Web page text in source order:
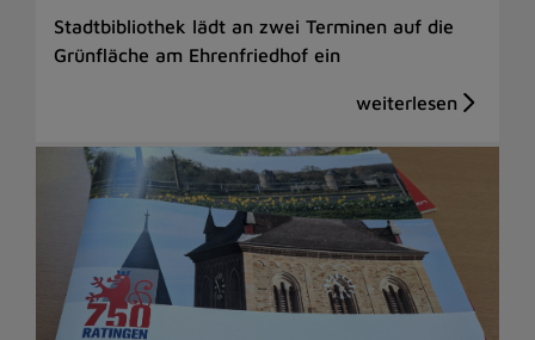
Stadtbibliothek lädt an zwei Terminen auf die
Grünfläche am Ehrenfriedhof ein